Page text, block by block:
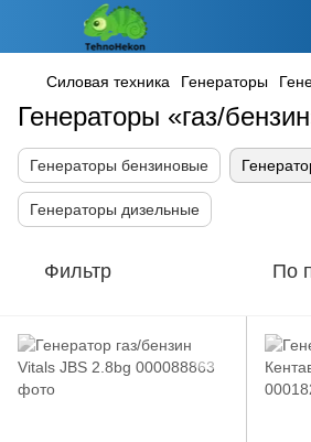
Силовая техника Генераторы
Генераторы «газ/
Генераторы бензиновые
Генераторы дизельные
Фильтр По